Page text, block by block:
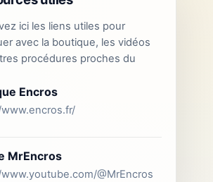
ici les liens utiles pour
avec la boutique, les vidéos
procédures proches du
Encros
MrEncros
@MrEncros